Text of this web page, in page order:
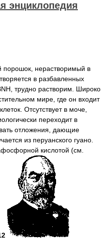
энциклопедия
порошок, нерастворимый в
в разбавленных
трудно растворим. Широко
мире, где он входит
Отсутствует в моче,
переходит в
отложения, дающие
из перуанского гуано.
кислотой (см.